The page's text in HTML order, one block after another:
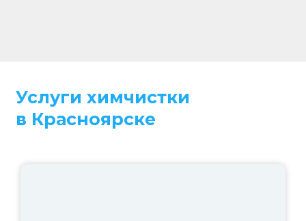
Услуги химчистки
в Красноярске